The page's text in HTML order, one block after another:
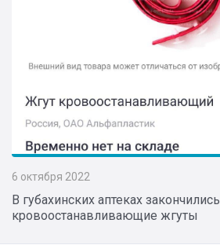
6 октября 2022
В губахинских аптеках закончились
кровоостанавливающие жгуты